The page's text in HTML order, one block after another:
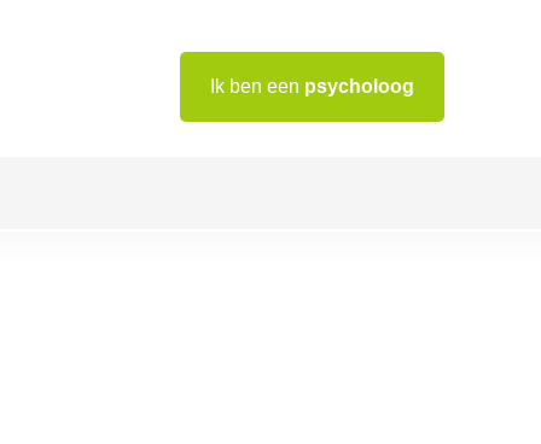
Ik ben een psycholoog